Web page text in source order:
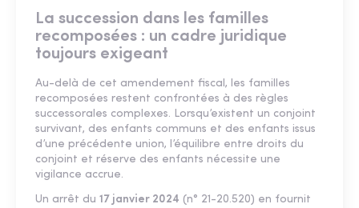
La succession dans les familles
recomposées : un cadre juridique
toujours exigeant
Au-delà de cet amendement fiscal, les familles
recomposées restent confrontées à des règles
successorales complexes. Lorsqu’existent un conjoint
survivant, des enfants communs et des enfants issus
d’une précédente union, l’équilibre entre droits du
conjoint et réserve des enfants nécessite une
vigilance accrue.
Un arrêt du 17 janvier 2024 (n° 21-20.520) en fournit